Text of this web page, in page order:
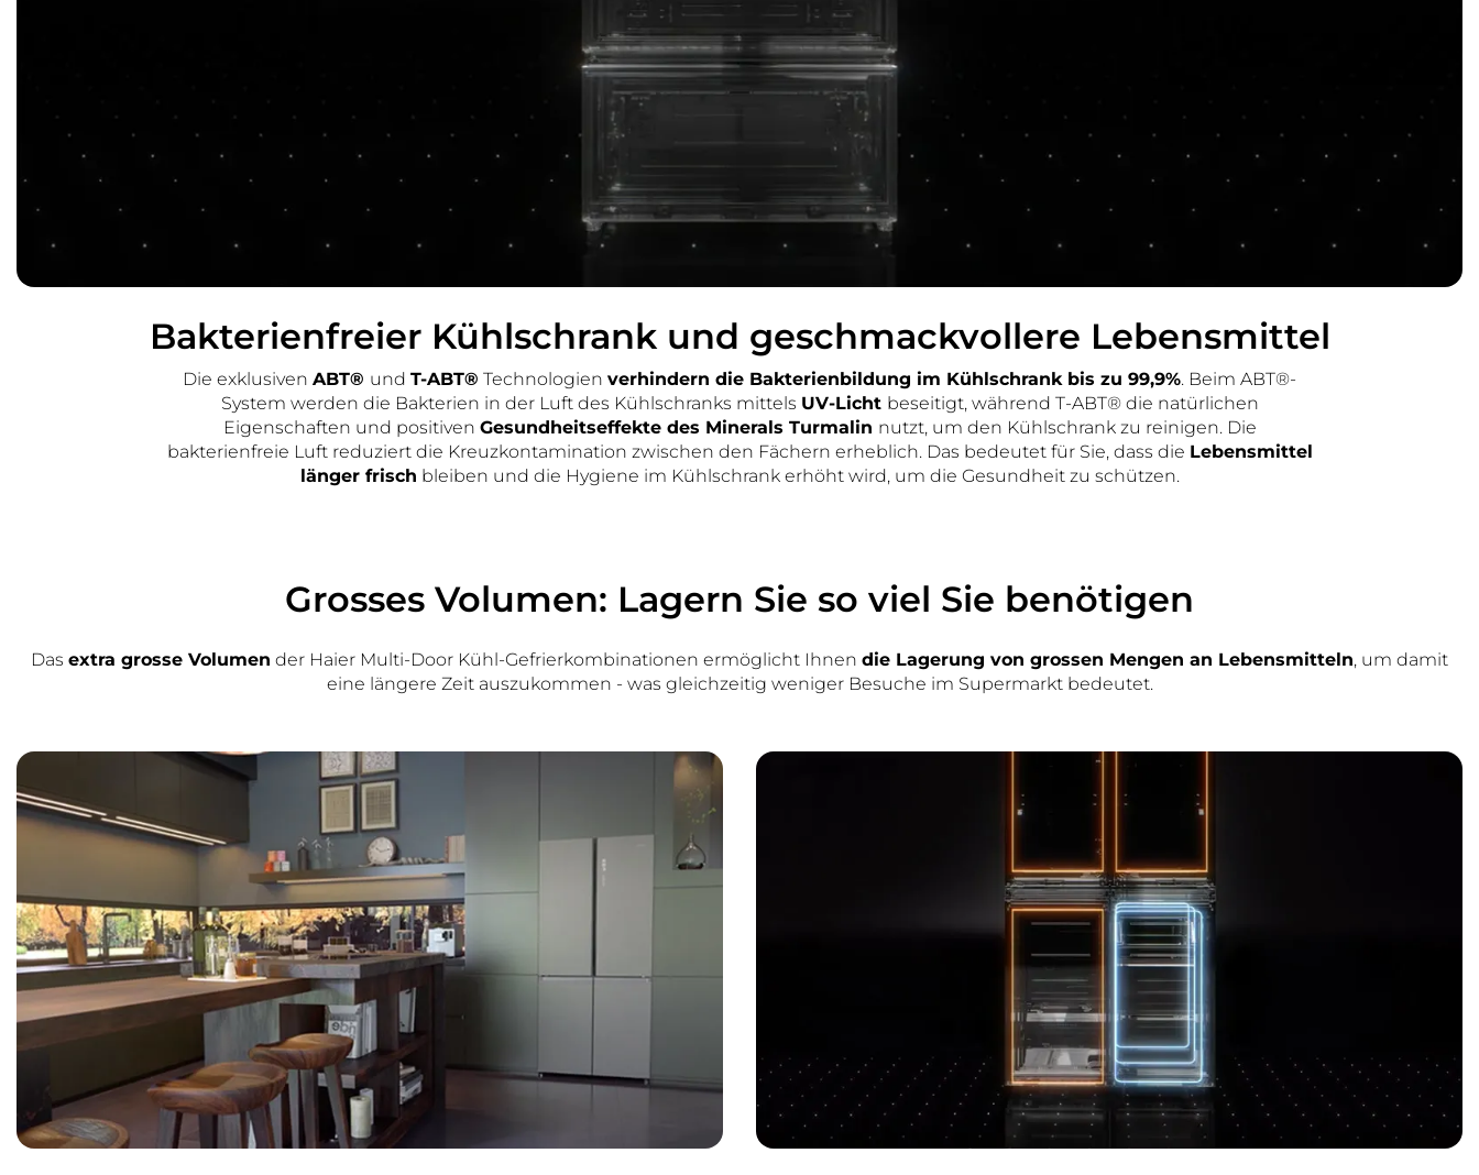
Bakterienfreier Kühlschrank und geschmackvollere Lebensmittel
Die exklusiven ABT® und T-ABT® Technologien verhindern die Bakterienbildung im Kühlschrank bis zu 99,9%. Beim ABT®-
System werden die Bakterien in der Luft des Kühlschranks mittels UV-Licht beseitigt, während T-ABT® die natürlichen
Eigenschaften und positiven Gesundheitseffekte des Minerals Turmalin nutzt, um den Kühlschrank zu reinigen. Die
bakterienfreie Luft reduziert die Kreuzkontamination zwischen den Fächern erheblich. Das bedeutet für Sie, dass die Lebensmittel
länger frisch bleiben und die Hygiene im Kühlschrank erhöht wird, um die Gesundheit zu schützen.
Grosses Volumen: Lagern Sie so viel Sie benötigen
Das extra grosse Volumen der Haier Multi-Door Kühl-Gefrierkombinationen ermöglicht Ihnen die Lagerung von grossen Mengen an Lebensmitteln, um damit
eine längere Zeit auszukommen - was gleichzeitig weniger Besuche im Supermarkt bedeutet.